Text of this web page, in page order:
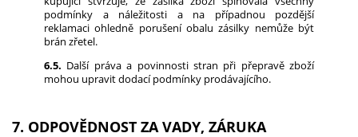
podmínky a náležitosti a na případnou pozdější
reklamaci ohledně porušení obalu zásilky nemůže být
brán zřetel.
6.5. Další práva a povinnosti stran při přepravě zboží
mohou upravit dodací podmínky prodávajícího.
7. ODPOVĚDNOST ZA VADY, ZÁRUKA